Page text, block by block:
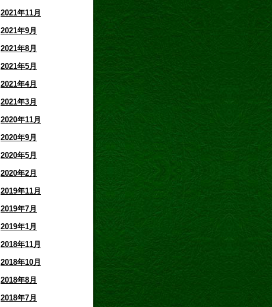
2021年11月
2021年9月
2021年8月
2021年5月
2021年4月
2021年3月
2020年11月
2020年9月
2020年5月
2020年2月
2019年11月
2019年7月
2019年1月
2018年11月
2018年10月
2018年8月
2018年7月